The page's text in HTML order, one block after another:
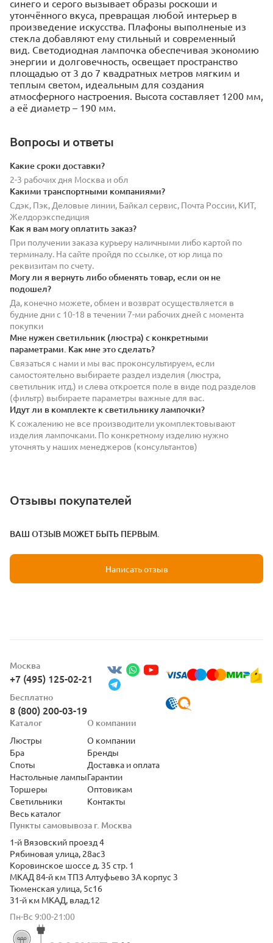
синего и серого вызывает образы роскоши и
утончённого вкуса, превращая любой интерьер в
произведение искусства. Плафоны выполненые из
стекла добавляют ему стильный и современный
вид. Светодиодная лампочка обеспечивая экономию
энергии и долговечность, освещает пространство
площадью от 3 до 7 квадратных метров мягким и
теплым светом, идеальным для создания
атмосферного настроения. Высота составляет 1200 мм,
а её диаметр – 190 мм.
Вопросы и ответы
Какие сроки доставки?
2-3 рабочих дня Москва и обл
Какими транспортными компаниями?
Сдэк, Пэк, Деловые линии, Байкал сервис, Почта России, КИТ,
Желдорэкспедиция
Как я вам могу оплатить заказ?
При получении заказа курьеру наличными либо картой по
терминалу. На сайте пройдя по ссылке, от юр лица по
реквизитам по счету.
Могу ли я вернуть либо обменять товар, если он не
подошел?
Да, конечно можете, обмен и возврат осуществляется в
будние дни с 10-18 в течении 7-ми рабочих дней с момента
покупки
Мне нужен светильник (люстра) с конкретными
параметрами. Как мне это сделать?
Связаться с нами и мы вас проконсультируем, если
самостоятельно выбираете раздел изделия (люстра,
светильник итд.) и слева откроется поле в виде под разделов
(фильтр) выбираете параметры важные для вас.
Идут ли в комплекте к светильнику лампочки?
К сожалению не все производители укомплектовывают
изделия лампочками. По конкретному изделию нужно
уточнять у наших менеджеров (консультантов)
Отзывы покупателей
ВАШ ОТЗЫВ МОЖЕТ БЫТЬ ПЕРВЫМ.
Написать отзыв
Москва
+7 (495) 125-02-21
Бесплатно
8 (800) 200-03-19
Пункты самовывоза г. Москва
1-й Вязовский проезд 4
Рябиновая улица, 28ас3
Коровинское шоссе д. 35 стр. 1
МКАД 84-й км ТПЗ Алтуфьево 3А корпус 3
Тюменская улица, 5с16
31-й км МКАД, влад.12
Пн-Вс 9:00-21:00
Каталог
Люстры
Бра
Споты
Настольные лампы
Торшеры
Светильники
Весь каталог
О компании
О компании
Бренды
Доставка и оплата
Гарантии
Оптовикам
Контакты